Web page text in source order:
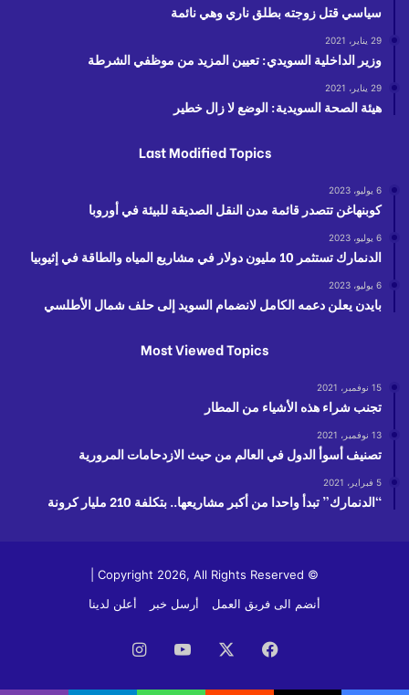
سياسي قتل زوجته بطلق ناري وهي نائمة
29 يناير، 2021
وزير الداخلية السويدي: تعيين المزيد من موظفي الشرطة
29 يناير، 2021
هيئة الصحة السويدية: الوضع لا زال خطير
Last Modified Topics
6 يوليو، 2023
كوبنهاغن تتصدر قائمة مدن النقل الصديقة للبيئة في أوروبا
6 يوليو، 2023
الدنمارك تستثمر 10 مليون دولار في مشاريع المياه والطاقة في إثيوبيا
6 يوليو، 2023
بايدن يعلن دعمه الكامل لانضمام السويد إلى حلف شمال الأطلسي
Most Viewed Topics
15 نوفمبر، 2021
تجنب شراء هذه الأشياء من المطار
13 نوفمبر، 2021
تصنيف أسوأ الدول في العالم من حيث الازدحامات المرورية
5 فبراير، 2021
“الدنمارك” تبدأ واحدا من أكبر مشاريعها.. بتكلفة 210 مليار كرونة
© Copyright 2026, All Rights Reserved |
أنضم الى فريق العمل
أرسل خبر أعلن لدينا
فيسبوك ‫YouTube